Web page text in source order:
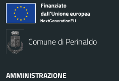
Comune di Perinaldo
AMMINISTRAZIONE